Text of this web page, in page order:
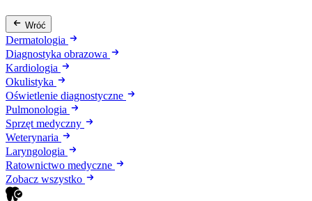
Wróć
Dermatologia
Diagnostyka obrazowa
Kardiologia
Okulistyka
Oświetlenie diagnostyczne
Pulmonologia
Sprzęt medyczny
Weterynaria
Laryngologia
Ratownictwo medyczne
Zobacz wszystko